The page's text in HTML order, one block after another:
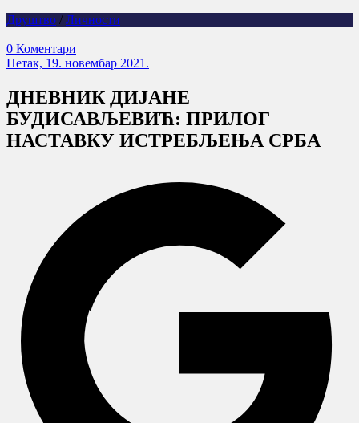
Друштво / Личности
0 Коментари
Петак, 19. новембар 2021.
ДНЕВНИК ДИЈАНЕ
БУДИСАВЉЕВИЋ: ПРИЛОГ
НАСТАВКУ ИСТРЕБЉЕЊА СРБА